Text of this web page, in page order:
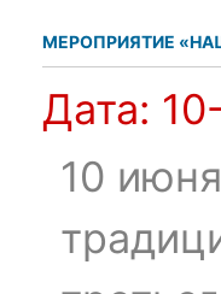
МЕРОПРИЯТИЕ
Дата:
10